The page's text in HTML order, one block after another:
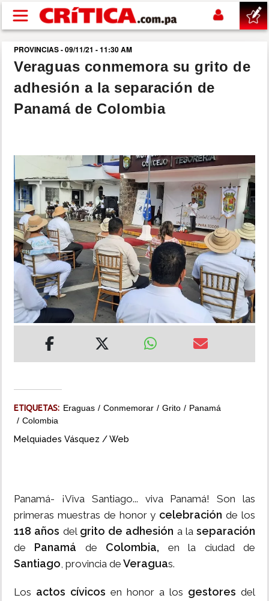
Pasar al contenido principal
buscar
SUCESOS
POLÍTICA
SHOW
DEPORTES
MUNDO
INSÓLITAS
MULTIMEDIA
IMPRESO
PROVINCIAS - 09/11/21 - 11:30 AM
Veraguas conmemora su grito de
adhesión a la separación de
Panamá de Colombia
ETIQUETAS: Eraguas Conmemorar Grito
Panamá
Colombia
Melquiades Vásquez / Web
Panamá- ¡Viva Santiago... viva Panamá! Son las
primeras muestras de honor y celebración de los
118 años del grito de adhesión a la separación
de Panamá de Colombia, en la ciudad de
Santiago, provincia de Veraguas.
Los actos cívicos en honor a los gestores del